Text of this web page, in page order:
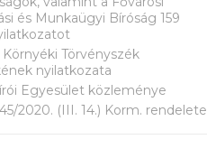
és Munkaügyi Bíróság 159
Törvényszék
nyilatkozata
Egyesület közleménye
2020. (III. 14.) Korm. rendelete